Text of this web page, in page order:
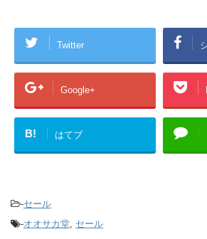
Twitter
Google+
B! はてブ
-セール
-オオサカ堂, セール